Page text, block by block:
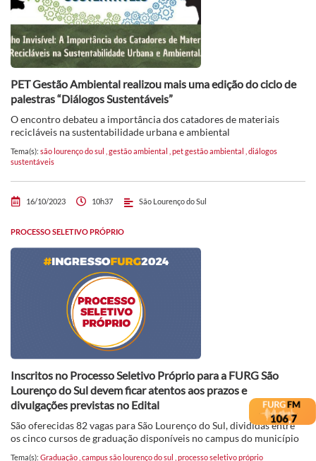
PET Gestão Ambiental realizou mais uma edição do ciclo de
palestras “Diálogos Sustentáveis”
O encontro debateu a importância dos catadores de materiais
recicláveis na sustentabilidade urbana e ambiental
Tema(s): são lourenço do sul gestão ambiental pet gestão ambiental diálogos
sustentáveis
16/10/2023 10h37 São Lourenço do Sul
PROCESSO SELETIVO PRÓPRIO
Inscritos no Processo Seletivo Próprio para a FURG São
Lourenço do Sul devem ficar atentos aos prazos e
divulgações previstas no Edital
São oferecidas 82 vagas para São Lourenço do Sul, divididas entre
os cinco cursos de graduação disponíveis no campus do município
Tema(s): Graduação campus são lourenço do sul processo seletivo próprio